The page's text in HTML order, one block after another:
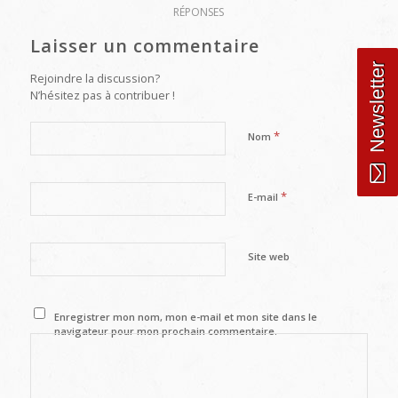
RÉPONSES
Laisser un commentaire
Rejoindre la discussion?
N’hésitez pas à contribuer !
Nom *
E-mail *
Site web
Enregistrer mon nom, mon e-mail et mon site dans le
navigateur pour mon prochain commentaire.
Newsletter